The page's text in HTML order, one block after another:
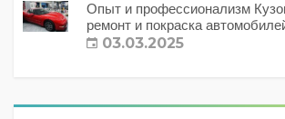
Опыт и профессионализм
ремонт и покраска
03.03.2025